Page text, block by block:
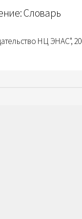
Словарь
НЦ ЭНАС",